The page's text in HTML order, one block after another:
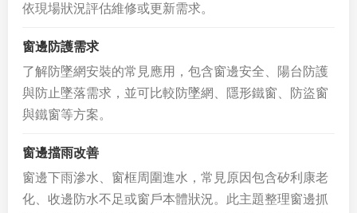
依現場狀況評估維修或更新需求。
窗邊防護需求
了解防墜網安裝的常見應用，包含窗邊安全、陽台防護
與防止墜落需求，並可比較防墜網、隱形鐵窗、防盜窗
與鐵窗等方案。
窗邊擋雨改善
窗邊下雨滲水、窗框周圍進水，常見原因包含矽利康老
化、收邊防水不足或窗戶本體狀況。此主題整理窗邊抓